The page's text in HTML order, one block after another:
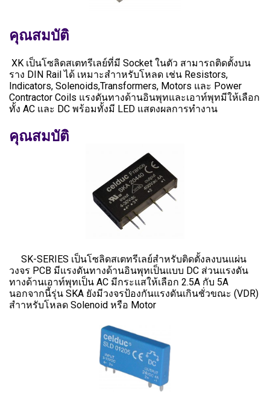
คุณสมบัติ
XK เป็นโซลิดสเตทรีเลย์ที่มี Socket ในตัว สามารถติดตั้งบน
ราง DIN Rail ได้ เหมาะสำาหรับโหลด เช่น Resistors,
Indicators, Solenoids,Transformers, Motors และ Power
Contractor Coils แรงดันทางด้านอินพุทและเอาท์พุทมีให้เลือก
ทั้ง AC และ DC พร้อมทั้งมี LED แสดงผลการทำงาน
คุณสมบัติ
SK-SERIES เป็นโซลิดสเตทรีเลย์สำหรับติดตั้งลงบนแผ่น
วงจร PCB มีแรงดันทางด้านอินพุทเป็นแบบ DC ส่วนแรงดัน
ทางด้านเอาท์พุทเป็น AC มีกระแสให้เลือก 2.5A กับ 5A
นอกจากนี้รุ่น SKA ยังมีวงจรป้องกันแรงดันเกินชั่วขณะ (VDR)
สำาหรับโหลด Solenoid หรือ Motor